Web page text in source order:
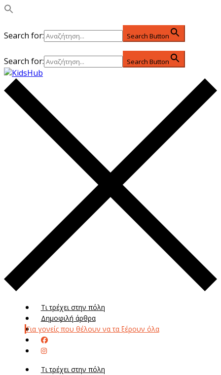
Search for: Search Button
Search for: Search Button
Τι τρέχει στην πόλη
Δημοφιλή άρθρα
Για γονείς που θέλουν να τα ξέρουν όλα
Τι τρέχει στην πόλη